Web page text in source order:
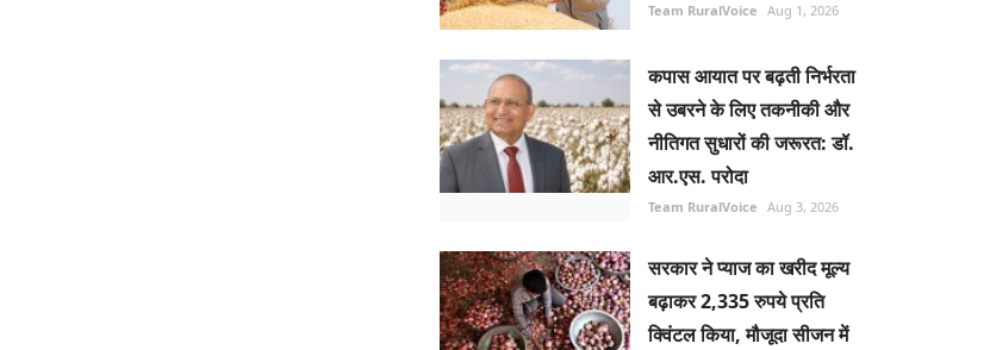
Team RuralVoice Aug 1, 2026
कपास आयात पर बढ़ती निर्भरता
से उबरने के लिए तकनीकी और
नीतिगत सुधारों की जरूरत: डॉ.
आर.एस. परोदा
Team RuralVoice Aug 3, 2026
सरकार ने प्याज का खरीद मूल्य
बढ़ाकर 2,335 रुपये प्रति
क्विंटल किया, मौजूदा सीजन में